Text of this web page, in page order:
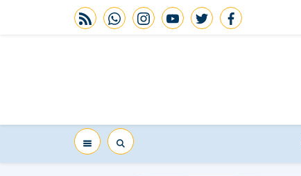
facebook
twitter
youtube
instagram
whatsapp
rss feed